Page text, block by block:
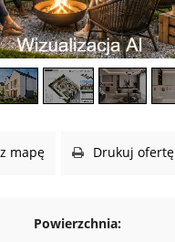
mapę Drukuj ofertę
Powierzchnia: